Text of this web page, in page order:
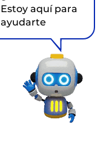
Estoy aquí para
ayudarte